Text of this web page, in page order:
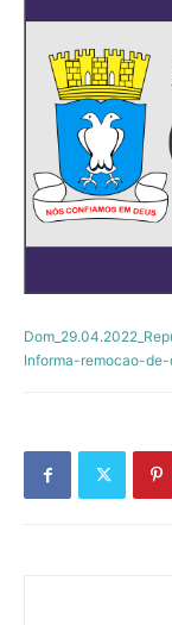
Informa-remocao-